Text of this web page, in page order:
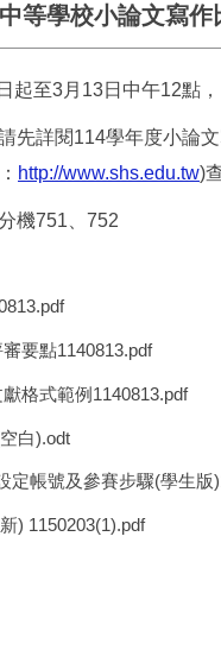
等學校小論文寫作
日起至3月 13日中午12點，
先詳閱114學年度小論
http://www.shs.edu.tw)
機751 752
要點1140813.pdf
格式範例1140813.pdf
白).odt
定帳號及參賽步驟(學生版
) 1150203(1).pdf